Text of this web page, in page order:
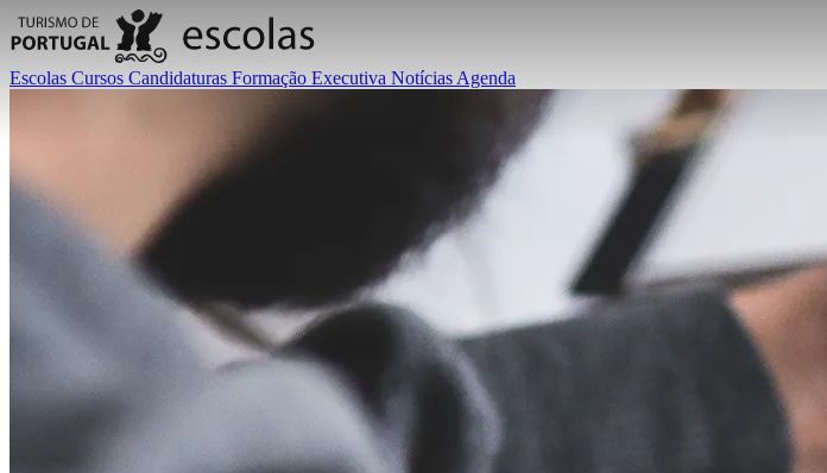
Escolas Cursos Candidaturas Formação Executiva Notícias Agenda